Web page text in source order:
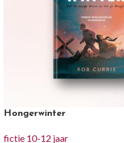
Hongerwinter
fictie 10-12 jaar